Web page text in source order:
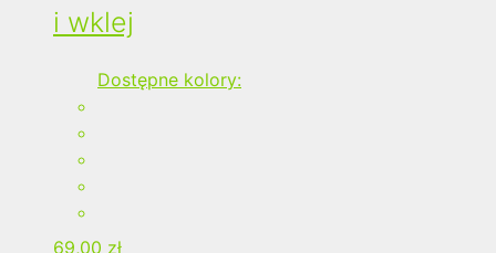
i wklej
Dostępne kolory:
69,00 zł